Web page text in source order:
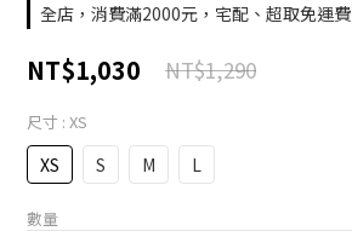
全店，消費滿2000元，宅配、超取免運費
NT$1,030 NT$1,290
尺寸 : XS
XS S M L
數量